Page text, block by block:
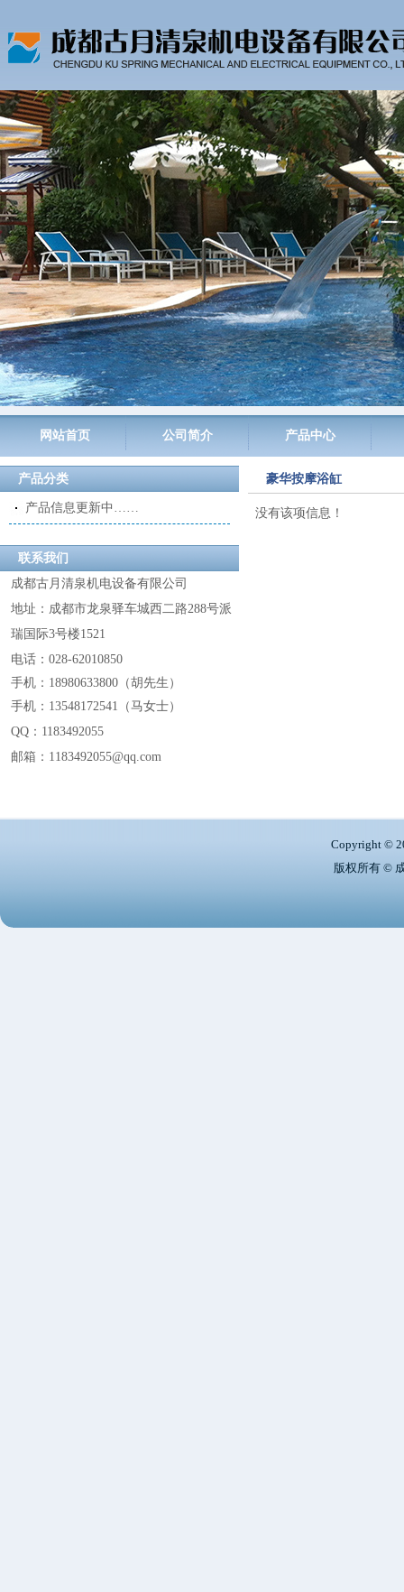
网站首页 公司简介 产品中心
产品分类
产品信息更新中……
联系我们
成都古月清泉机电设备有限公司
地址：成都市龙泉驿车城西二路288号派
瑞国际3号楼1521
电话：028-62010850
手机：18980633800 （胡先生 ）
手机：13548172541 （马女士）
QQ： 1183492055
邮箱：1183492055@qq.com
豪华按摩浴缸
没有该项信息！
Copyright ©
版权所有 ©